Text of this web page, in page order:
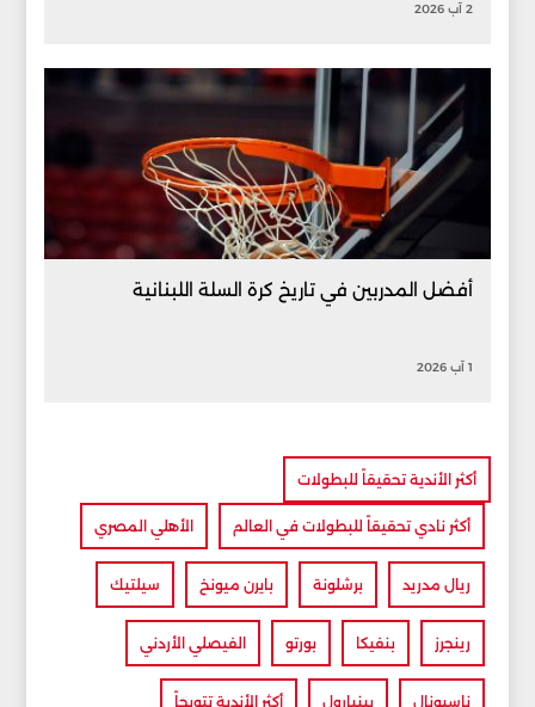
2 آب 2026
أفضل المدربين في تاريخ كرة السلة اللبنانية
1 آب 2026
أكثر الأندية تحقيقاً للبطولات
أكثر نادي تحقيقاً للبطولات في العالم الأهلي المصري
ريال مدريد برشلونة بايرن ميونخ سيلتيك
رينجرز بنفيكا بورتو الفيصلي الأردني
ناسيونال بينيارول أكثر الأندية تتويجاً